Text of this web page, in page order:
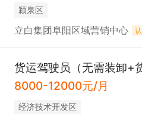
颍泉区
立白集团阜阳区域营销中心
货运驾驶员（无需装卸+
8000-12000元/月
经济技术开发区